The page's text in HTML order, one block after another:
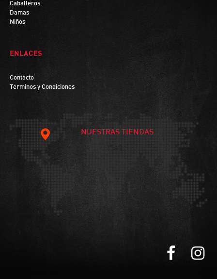
Caballeros
Damas
Niños
ENLACES
Contacto
Términos y Condiciones
NUESTRAS TIENDAS